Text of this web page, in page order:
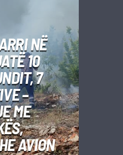
NË
10
7
–
ME
AVION